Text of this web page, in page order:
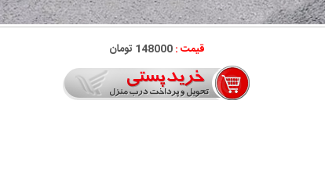
قیمت :148000 تومان